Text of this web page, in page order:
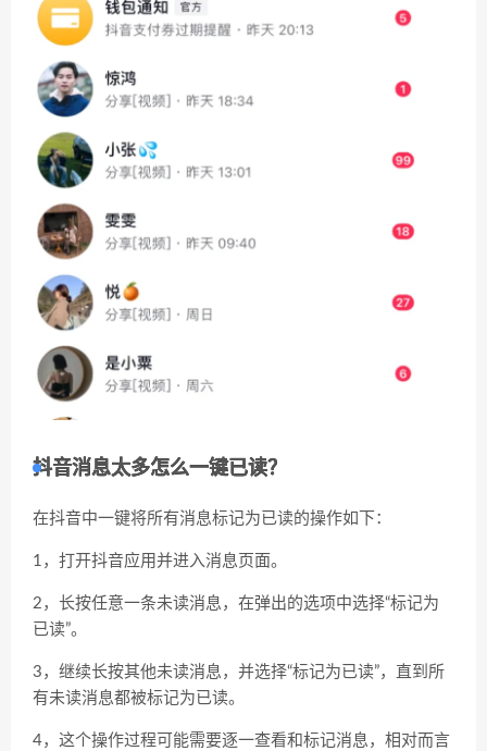
抖音消息太多怎么一键已读？
在抖音中一键将所有消息标记为已读的操作如下：
1，打开抖音应用并进入消息页面。
2，长按任意一条未读消息，在弹出的选项中选择“标记为
已读”。
3，继续长按其他未读消息，并选择“标记为已读”，直到所
有未读消息都被标记为已读。
4，这个操作过程可能需要逐一查看和标记消息，相对而言